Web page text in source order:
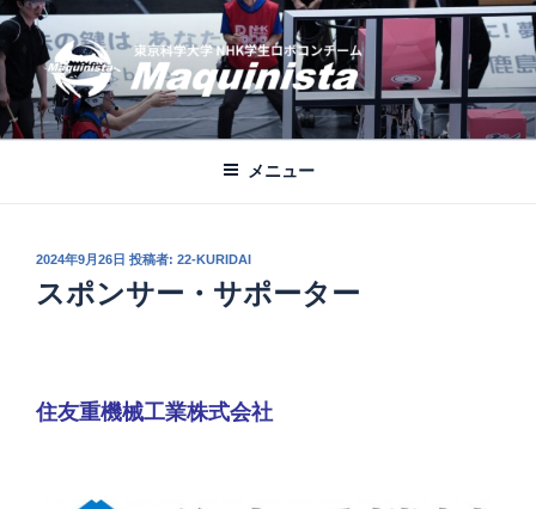
コ
ン
テ
ン
ツ
MAQUINISTA
東京科学大学NHKロボコンチーム公式ブログ
メニュー
投
稿
日:
2024年9月26日 投稿者: 22-KURIDAI
スポンサー・サポーター
住友重機械工業株式会社